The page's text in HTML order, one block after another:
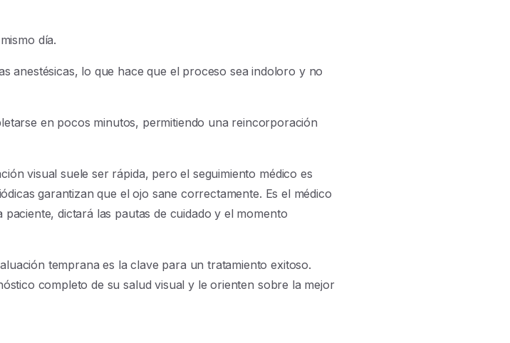
día.
anestésicas, lo que hace que el proceso sea indoloro y no
en pocos minutos, permitiendo una reincorporación
visual suele ser rápida, pero el seguimiento médico es
garantizan que el ojo sane correctamente. Es el médico
dictará las pautas de cuidado y el momento
temprana es la clave para un tratamiento exitoso.
completo de su salud visual y le orienten sobre la mejor